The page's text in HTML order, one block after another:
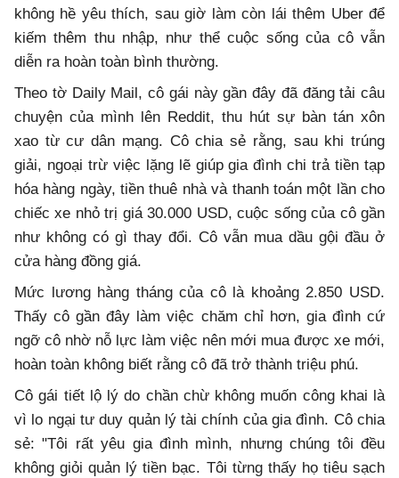
không hề yêu thích, sau giờ làm còn lái thêm Uber để
kiếm thêm thu nhập, như thể cuộc sống của cô vẫn
diễn ra hoàn toàn bình thường.
Theo tờ Daily Mail, cô gái này gần đây đã đăng tải câu
chuyện của mình lên Reddit, thu hút sự bàn tán xôn
xao từ cư dân mạng. Cô chia sẻ rằng, sau khi trúng
giải, ngoại trừ việc lặng lẽ giúp gia đình chi trả tiền tạp
hóa hàng ngày, tiền thuê nhà và thanh toán một lần cho
chiếc xe nhỏ trị giá 30.000 USD, cuộc sống của cô gần
như không có gì thay đổi. Cô vẫn mua dầu gội đầu ở
cửa hàng đồng giá.
Mức lương hàng tháng của cô là khoảng 2.850 USD.
Thấy cô gần đây làm việc chăm chỉ hơn, gia đình cứ
ngỡ cô nhờ nỗ lực làm việc nên mới mua được xe mới,
hoàn toàn không biết rằng cô đã trở thành triệu phú.
Cô gái tiết lộ lý do chần chừ không muốn công khai là
vì lo ngại tư duy quản lý tài chính của gia đình. Cô chia
sẻ: "Tôi rất yêu gia đình mình, nhưng chúng tôi đều
không giỏi quản lý tiền bạc. Tôi từng thấy họ tiêu sạch